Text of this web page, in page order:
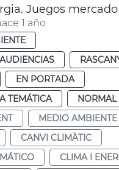
1 año
EN PORTADA
TEMÁTICA
NORMAL
MEDIO AMBIENTE
CANVI CLIMÀTIC
CLIMA I